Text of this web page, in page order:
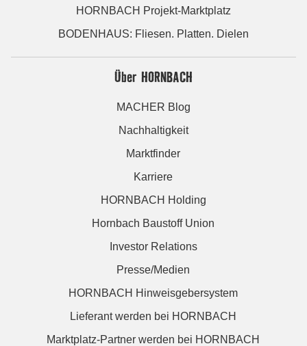
HORNBACH Projekt-Marktplatz
BODENHAUS: Fliesen. Platten. Dielen
Über HORNBACH
MACHER Blog
Nachhaltigkeit
Marktfinder
Karriere
HORNBACH Holding
Hornbach Baustoff Union
Investor Relations
Presse/Medien
HORNBACH Hinweisgebersystem
Lieferant werden bei HORNBACH
Marktplatz-Partner werden bei HORNBACH